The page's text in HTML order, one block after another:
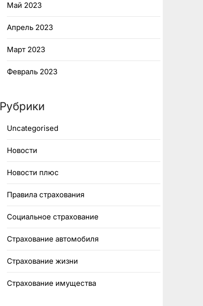
Май 2023
Апрель 2023
Март 2023
Февраль 2023
Рубрики
Uncategorised
Новости
Новости плюс
Правила страхования
Социальное страхование
Страхование автомобиля
Страхование жизни
Страхование имущества